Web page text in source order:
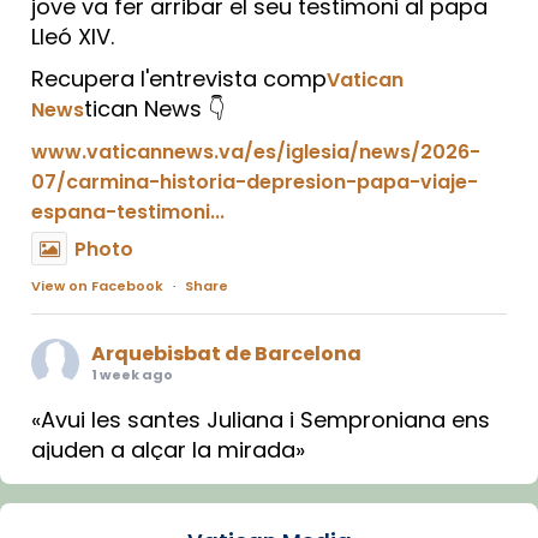
jove va fer arribar el seu testimoni al papa
Lleó XIV.
Recupera l'entrevista compVatican
Newstican News 👇
www.vaticannews.va/es/iglesia/news/2026-
07/carmina-historia-depresion-papa-viaje-
espana-testimoni...
Photo
View on Facebook · Share
Arquebisbat de Barcelona
1 week ago
«Avui les santes Juliana i Semproniana ens
ajuden a alçar la mirada»
Mons. Sergi Gordo, bisbe de Tortosa, ha